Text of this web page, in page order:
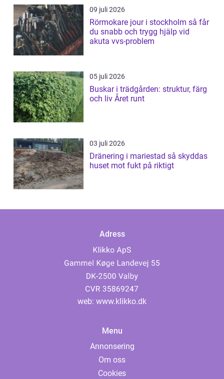
09 juli 2026
Rörmokare jour i stockholm så får
du snabb och trygg hjälp vid
akuta vvs-problem
05 juli 2026
Buskar i trädgården: struktur, färg
och liv Året runt
03 juli 2026
Dränering i mariestad så skyddas
huset mot fukt på riktigt
Adress
web: www.klikko.dk
Menu
Annonsering
Om oss
Cookies